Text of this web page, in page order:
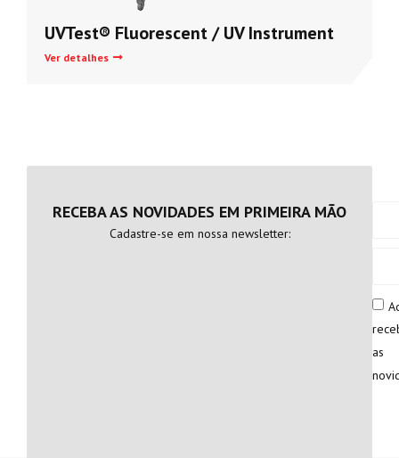
UVTest® Fluorescent / UV Instrument
Ver detalhes
RECEBA AS NOVIDADES EM PRIMEIRA MÃO
Cadastre-se em nossa newsletter:
as